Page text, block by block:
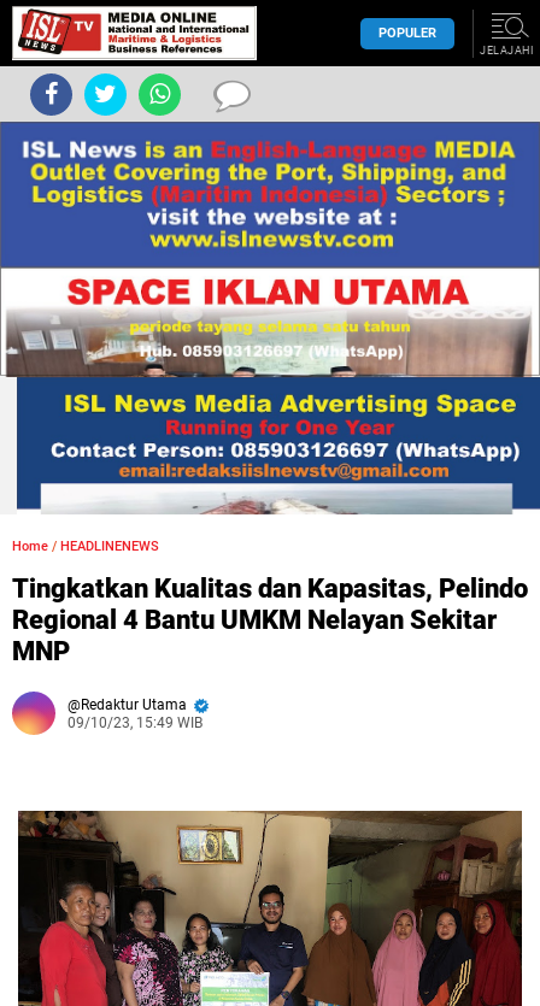
POPULER
JELAJAHI
Home / HEADLINENEWS
Tingkatkan Kualitas dan Kapasitas, Pelindo
Regional 4 Bantu UMKM Nelayan Sekitar
MNP
Redaktur Utama
09/10/23, 15:49 WIB